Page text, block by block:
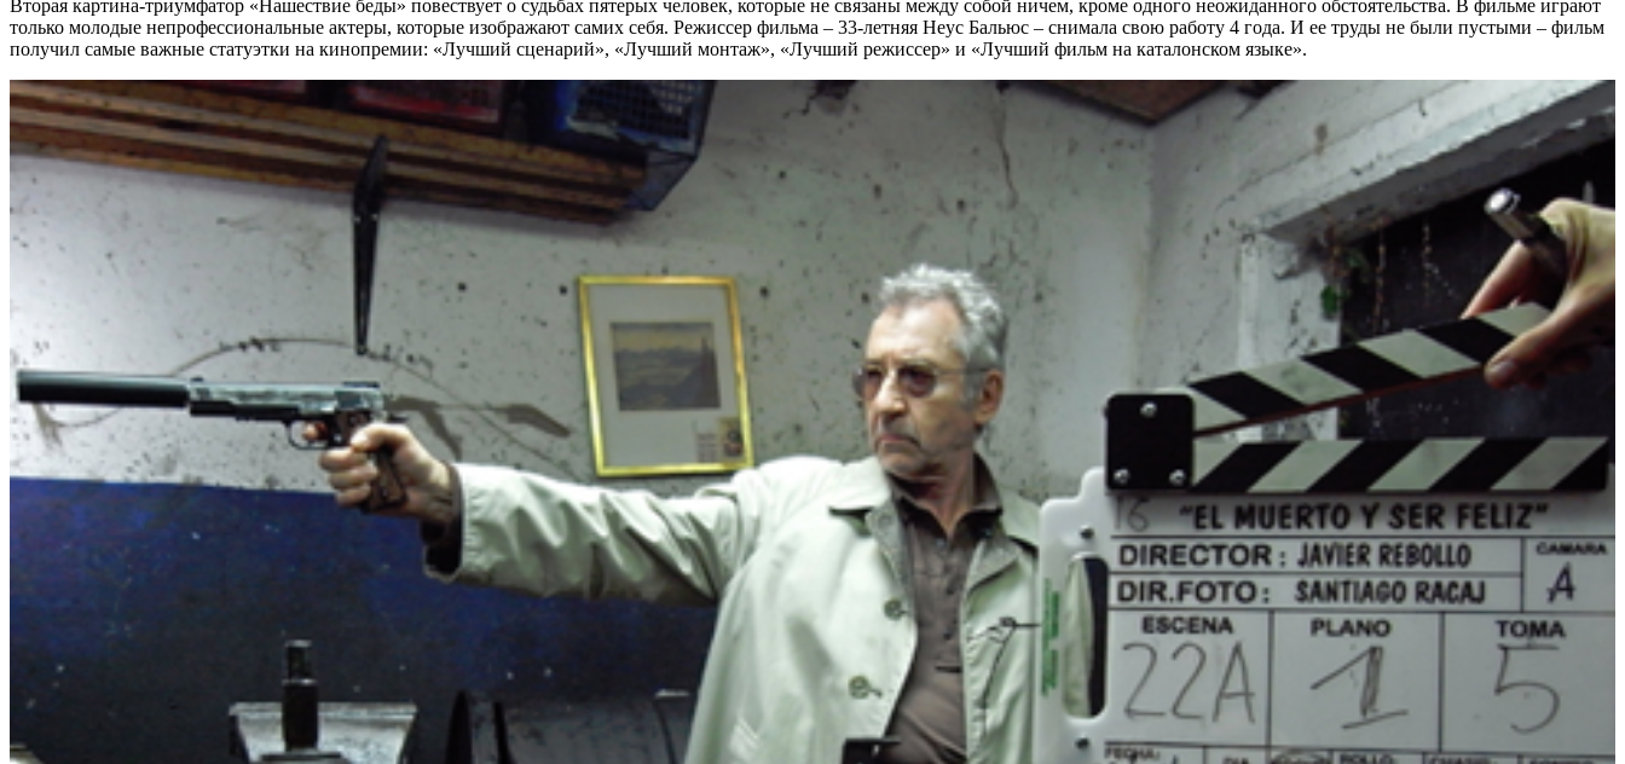
Вторая картина-триумфатор «Нашествие беды» повествует о судьбах пятерых человек, которые не связаны между собой ничем, кроме одного неожиданного обстоятельства. В фильме играют
только молодые непрофессиональные актеры, которые изображают самих себя. Режиссер фильма – 33-летняя Неус Бальюс – снимала свою работу 4 года. И ее труды не были пустыми – фильм
получил самые важные статуэтки на кинопремии: «Лучший сценарий», «Лучший монтаж», «Лучший режиссер» и «Лучший фильм на каталонском языке».